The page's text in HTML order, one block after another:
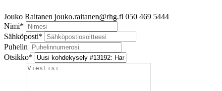
Jouko Raitanen jouko.raitanen@rhg.fi 050 469 5444
Nimi*
Sähköposti*
Puhelin
Otsikko*